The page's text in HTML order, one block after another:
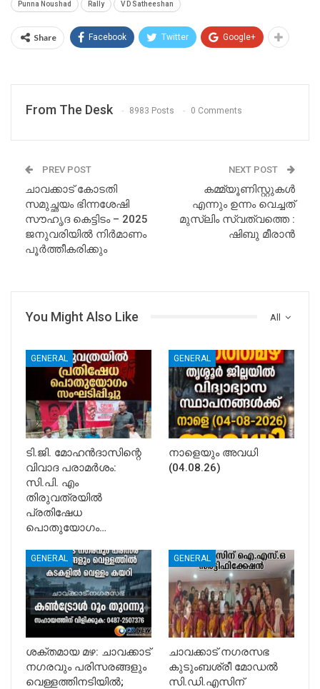
Punna Noushad Rally V D Satheeshan
Share Facebook Twitter Google+
From The Desk 8983 Posts 0 Comments
PREV POST
ചാവക്കാട് കോടതി
സമുച്ഛയം ഭിന്നശേഷി
സൗഹൃദ കെട്ടിടം – 2025
ജനുവരിയിൽ നിർമാണം
പൂർത്തീകരിക്കും
NEXT POST
കമ്മ്യൂണിസ്റ്റുകൾ
എന്നും ഉന്നം വെച്ചത്
മുസ്‌ലിം സ്വത്വത്തെ :
ഷിബു മീരാൻ
All
You Might Also Like
GENERAL
ടി.ജി. മോഹൻദാസിന്റെ
വിവാദ പരാമർശം:
സി.പി. എം
തിരുവത്രയിൽ
പ്രതിഷേധ
പൊതുയോഗം…
GENERAL
നാളെയും അവധി
(04.08.26)
GENERAL
ശക്തമായ മഴ: ചാവക്കാട്
നഗരവും പരിസരങ്ങളും
വെള്ളത്തിനടിയിൽ;
GENERAL
ചാവക്കാട് നഗരസഭ
കുടുംബശ്രീ മോഡൽ
സി.ഡി.എസിന്